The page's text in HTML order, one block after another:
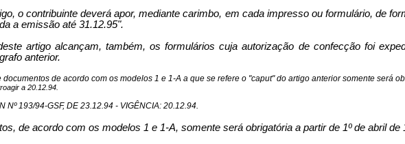
o contribuinte deverá apor, mediante carimbo, em cada impresso ou formulário, de
a emissão até 31.12.95".
artigo alcançam, também, os formulários cuja autorização de confecção foi
anterior.
de acordo com os modelos 1 e 1-A a que se refere o "caput" do artigo anterior somente será
a 20.12.94.
Nº 193/94-GSF, DE 23.12.94 - VIGÊNCIA: 20.12.94.
de acordo com os modelos 1 e 1-A, somente será obrigatória a partir de 1º de abril de